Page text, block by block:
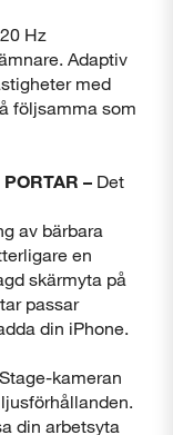
Hz
Adaptiv
med
följsamma som
– Det
av bärbara
en
skärmyta på
passar
din iPhone.
kameran
din arbetsyta